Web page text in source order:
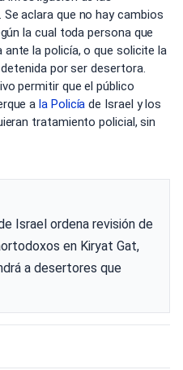
aclara que no hay cambios
la cual toda persona que
ante la policía, o que solicite la
por ser desertora.
permitir que el público
ala Policía de Israel y los
tratamiento policial, sin
Israel ordena revisión de
en Kiryat Gat,
a desertores que